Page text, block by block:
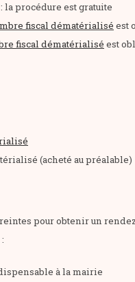
procédure est gratuite
fiscal dématérialisé est
fiscal dématérialisé est
(acheté au préalable)
pour obtenir un
à la mairie